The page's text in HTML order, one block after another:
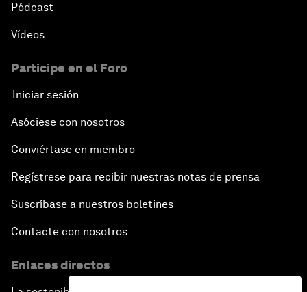
Pódcast
Vídeos
Participe en el Foro
Iniciar sesión
Asóciese con nosotros
Conviértase en miembro
Regístrese para recibir nuestras notas de prensa
Suscríbase a nuestros boletines
Contacte con nosotros
Enlaces directos